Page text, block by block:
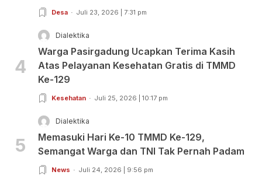
Desa Juli 23, 2026 | 7:31 pm
4
Dialektika
Warga Pasirgadung Ucapkan Terima Kasih
Atas Pelayanan Kesehatan Gratis di TMMD
Ke-129
Kesehatan Juli 25, 2026 | 10:17 pm
5
Dialektika
Memasuki Hari Ke-10 TMMD Ke-129,
Semangat Warga dan TNI Tak Pernah Padam
News Juli 24, 2026 | 9:56 pm